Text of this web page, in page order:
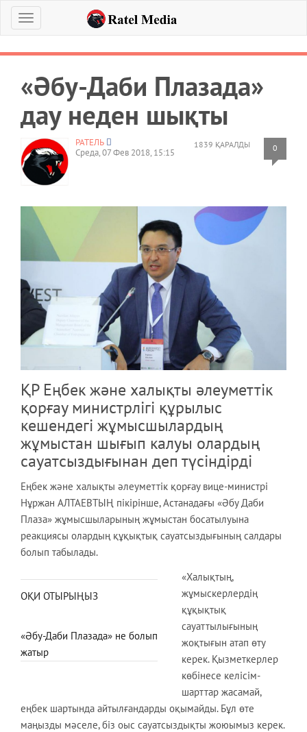
Меню
«Әбу-Даби Плазада»
дау неден шықты
1839 ҚАРАЛДЫ 0
РАТЕЛЬ
Среда, 07 Фев 2018, 15:15
ҚР Еңбек және халықты әлеуметтік
қорғау министрлігі құрылыс
кешендегі жұмысшылардың
жұмыстан шығып калуы олардың
сауатсыздығынан деп түсіндірді
Еңбек және халықты әлеуметтік қорғау вице-министрі
Нұржан АЛТАЕВТЫҢ пікірінше, Астанадағы «Әбу Даби
Плаза» жұмысшыларының жұмыстан босатылуына
реакциясы олардың құқықтық сауатсыздығының салдары
болып табылады.
ОҚИ ОТЫРЫҢЫЗ
«Әбу-Даби Плазада» не болып
жатыр
«Халықтың,
жұмыскерлердің
құқықтық
сауаттылығының
жоқтығын атап өту
керек. Қызметкерлер
көбінесе келісім-
шарттар жасамай,
еңбек шартында айтылғандарды оқымайды. Бұл өте
маңызды мәселе, біз оыс сауатсыздықты жоюымыз керек.